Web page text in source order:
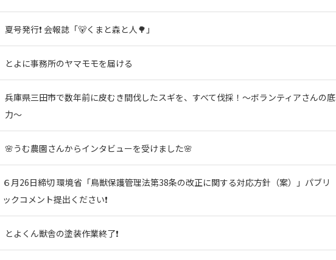
夏号発行❗️ 会報誌「🐻くまと森と人🌳」
とよに事務所のヤマモモを届ける
兵庫県三田市で数年前に皮むき間伐したスギを、すべて伐採！～ボランティアさんの底
力～
🌸うむ農園さんからインタビューを受けました🌸
６月26日締切 環境省「鳥獣保護管理法第38条の改正に関する対応方針（案）」パブリ
ックコメント提出ください❗
とよくん獣舎の塗装作業終了❗